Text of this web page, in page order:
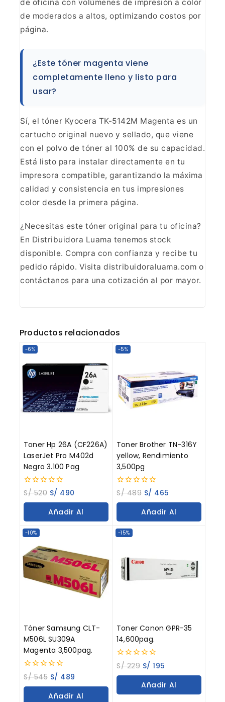
de oficina con volúmenes de impresión a color
de moderados a altos, optimizando costos por
página.
¿Este tóner magenta viene
completamente lleno y listo para
usar?
Sí, el tóner Kyocera TK-5142M Magenta es un
cartucho original nuevo y sellado, que viene
con el polvo de tóner al 100% de su capacidad.
Está listo para instalar directamente en tu
impresora compatible, garantizando la máxima
calidad y consistencia en tus impresiones
color desde la primera página.
¿Necesitas este tóner original para tu oficina?
En Distribuidora Luama tenemos stock
disponible. Compra con confianza y recibe tu
pedido rápido. Visita distribuidoraluama.com o
contáctanos para una cotización al por mayor.
Productos relacionados
-6%
Toner Hp 26A (CF226A)
LaserJet Pro M402d
Negro 3.100 Pag
0
out
of
S/520 S/ 490
Añadir Al
-5%
Toner Brother TN-316Y
yellow, Rendimiento
3,500pg
0
out
of
S/489 S/ 465
Añadir Al
-10%
Tóner Samsung CLT-
M506L SU309A
Magenta 3,500pag.
0
out
of
S/545 S/ 489
Añadir Al
-15%
Toner Canon GPR-35
14,600pag.
0
out
of
S/229 S/ 195
Añadir Al